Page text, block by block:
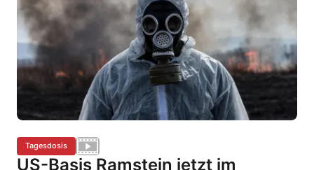
Tagesdosis
US-Basis Ramstein jetzt im